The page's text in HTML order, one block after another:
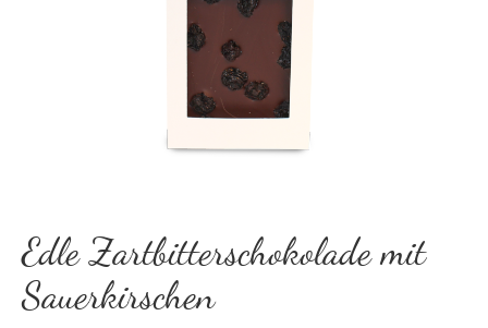
Edle Zartbitterschokolade mit
Sauerkirschen